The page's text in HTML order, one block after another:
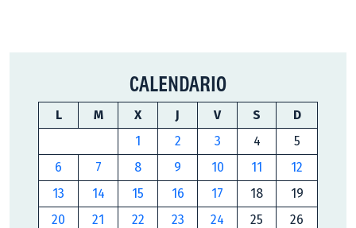
CALENDARIO
L M X J V S
D
1
2 3 4
5
6
7 8 9 10 11
12
13
14 15 16 17 18
19
20
21 22 23 24 25
26